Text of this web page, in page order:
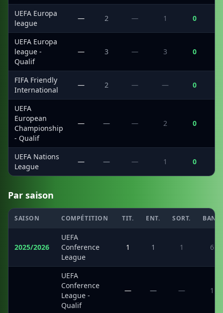
UEFA Europa
league
— 2 — 1 0
UEFA Europa
league -
Qualif
— 3 — 3 0
FIFA Friendly
International
— 2 — — 0
UEFA
European
Championship
- Qualif
— — — 2 0
UEFA Nations
League
— — — 1 0
Par saison
SAISON COMPÉTITION TIT. ENT. SORT. BANC
2025/2026
UEFA
Conference
League
1 1 1 6
UEFA
Conference
League -
Qualif
— — — 1